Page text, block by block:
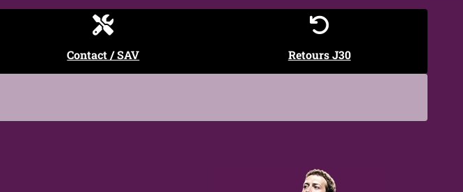
avec l’eau
Contact / SAV Retours J30